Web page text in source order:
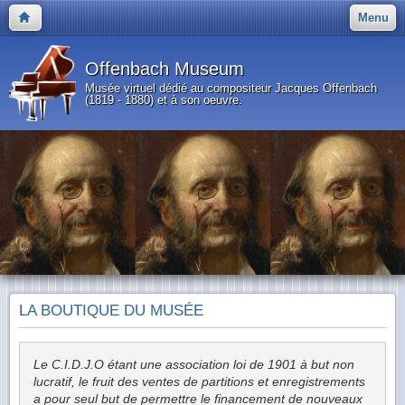
Menu
Offenbach Museum
Musée virtuel dédié au compositeur Jacques Offenbach
(1819 - 1880) et à son oeuvre.
LA BOUTIQUE DU MUSÉE
Le C.I.D.J.O étant une association loi de 1901 à but non
lucratif, le fruit des ventes de partitions et enregistrements
a pour seul but de permettre le financement de nouveaux